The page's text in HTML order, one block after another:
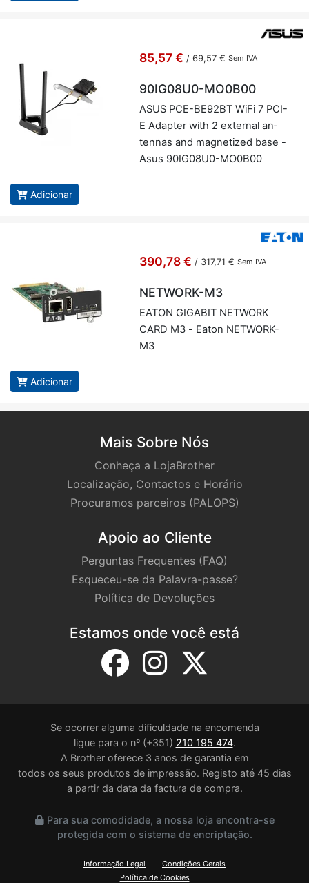
85,57 € / 69,57 € Sem IVA
90IG08U0-MO0B00
ASUS PCE-BE92BT WiFi 7 PCI-
E Adapter with 2 ex­ternal an­
tennas and mag­ne­tized base -
Asus 90IG08U0-MO0B00
Adicionar
390,78 € / 317,71 € Sem IVA
NETWORK-M3
EATON GI­GABIT NETWORK
CARD M3 - Eaton NETWORK-
M3
Adicionar
Mais Sobre Nós
Conheça a LojaBrother
Localização, Contactos e Horário
Procuramos parceiros (PALOPS)
Apoio ao Cliente
Perguntas Frequentes (FAQ)
Esqueceu-se da Palavra-passe?
Política de Devoluções
Estamos onde você está
Se ocorrer alguma dificuldade na encomenda
ligue para o nº (+351) 210 195 474.
A Brother oferece 3 anos de garantia em
todos os seus produtos de impressão. Registo até 45 dias
a partir da data da factura de compra.
Para sua comodidade, a nossa loja encontra-se
protegida com o sistema de encriptação.
Informação Legal
Condições Gerais
Política de Cookies